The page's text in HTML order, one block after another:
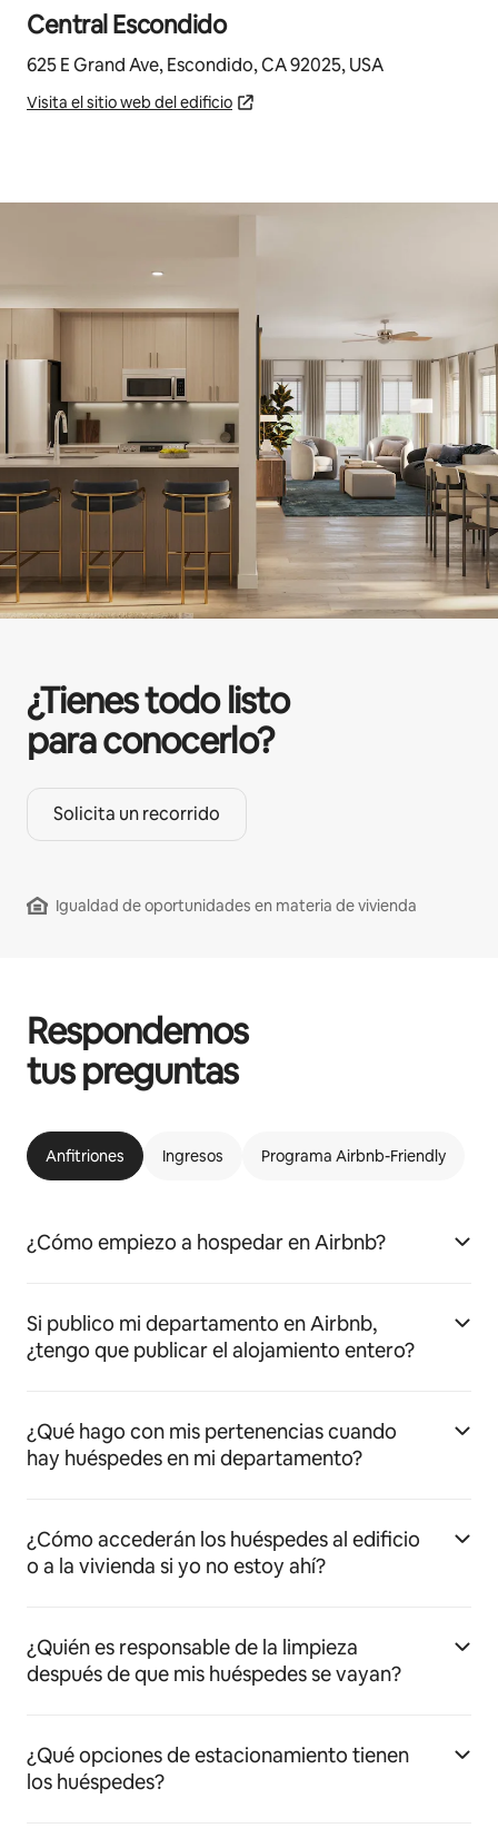
Central Escondido
625 E Grand Ave, Escondido, CA 92025, USA
Visita el sitio web del edificio
¿Tienes todo listo
para conocerlo?
Solicita un recorrido
Igualdad de oportunidades en materia de vivienda
Respondemos
tus preguntas
Anfitriones Ingresos Programa Airbnb-Friendly
¿Cómo empiezo a hospedar en Airbnb?
Si publico mi departamento en Airbnb,
¿tengo que publicar el alojamiento entero?
¿Qué hago con mis pertenencias cuando
hay huéspedes en mi departamento?
¿Cómo accederán los huéspedes al edificio
o a la vivienda si yo no estoy ahí?
¿Quién es responsable de la limpieza
después de que mis huéspedes se vayan?
¿Qué opciones de estacionamiento tienen
los huéspedes?